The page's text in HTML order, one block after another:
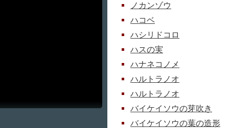
ノカンゾウ
ハコベ
ハシリドコロ
ハスの実
ハナネコノメ
ハルトラノオ
ハルトラノオ
バイケイソウの芽吹き
バイケイソウの葉の造形